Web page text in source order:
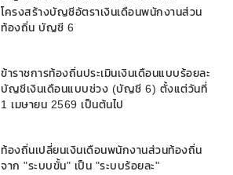
โครงสร้างบัญชีอัตราเงินเดือนพนักงานส่วน
ท้องถิ่น บัญชี 6
ข้าราชการท้องถิ่นประเมินเงินเดือนแบบร้อยละ
บัญชีเงินเดือนแบบช่วง (บัญชี 6) ตั้งแต่วันที่
1 เมษายน 2569 เป็นต้นไป
ท้องถิ่นเปลี่ยนเงินเดือนพนักงานส่วนท้องถิ่น
จาก "ระบบขั้น" เป็น "ระบบร้อยละ"